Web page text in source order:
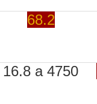
68.2
16.8 a 4750